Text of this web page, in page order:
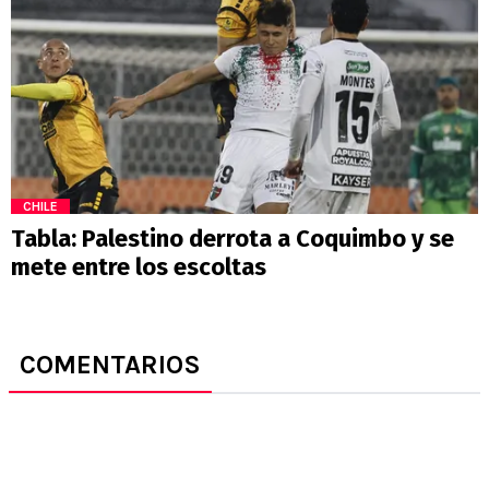
CHILE
Tabla: Palestino derrota a Coquimbo y se
mete entre los escoltas
COMENTARIOS